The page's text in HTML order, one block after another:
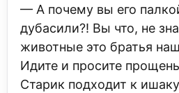
— А почему вы его
дубасили?! Вы что, не
животные это братья
Идите и просите
Старик подходит к